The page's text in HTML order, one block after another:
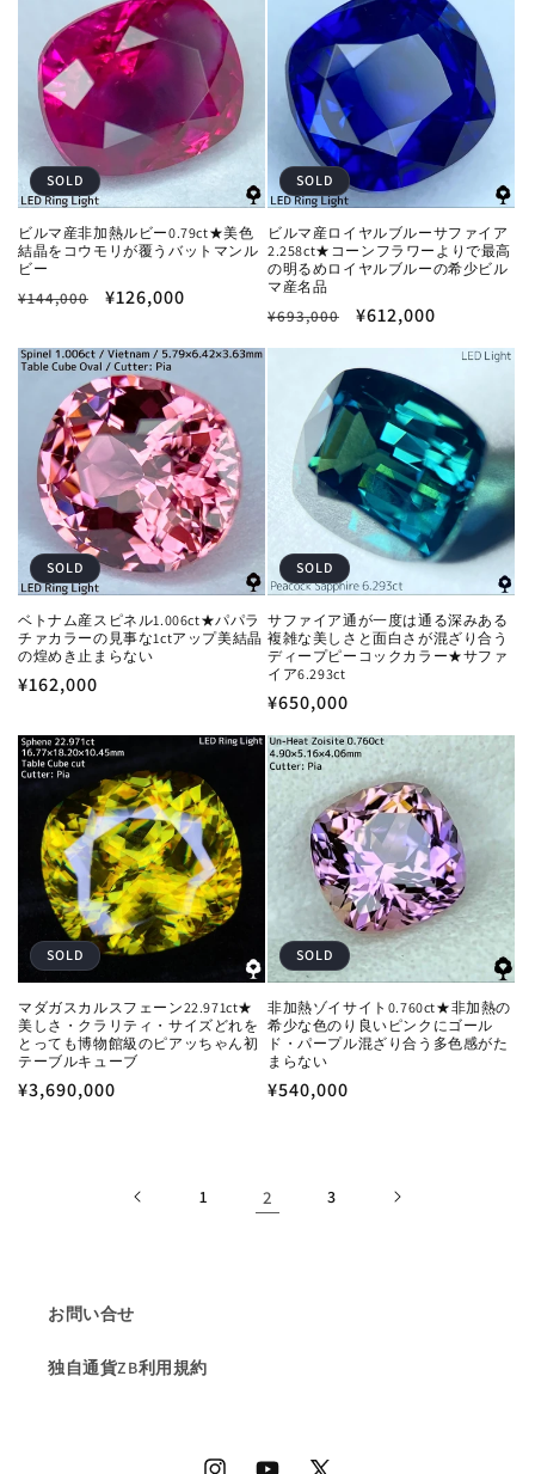
価
格
SOLD
ビルマ産非加熱ルビー0.79ct★美色
結晶をコウモリが覆うバットマンル
ビー
通
価
¥144,000
セ
ル
価
格
¥126,000
SOLD
ビルマ産ロイヤルブルーサファイア
2.258ct★コーンフラワーよりで最高
の明るめロイヤルブルーの希少ビル
マ産名品
通
常
¥693,000
セ
ー
ル
価
格
¥612,000
SOLD
ベトナム産スピネル1.006ct★パパラ
チァカラーの見事な1ctアップ美結晶
の煌めき止まらない
通
価
格
¥162,000
SOLD
サファイア通が一度は通る深みある
複雑な美しさと面白さが混ざり合う
ディープピーコックカラー★サファ
イア6.293ct
通
常
価
格
¥650,000
SOLD
マダガスカルスフェーン22.971ct★
美しさ・クラリティ・サイズどれを
とっても博物館級のピアッちゃん初
テーブルキューブ
通
¥3,690,000
SOLD
非加熱ゾイサイト0.760ct★非加熱の
希少な色のり良いピンクにゴール
ド・パープル混ざり合う多色感がた
まらない
通
¥540,000
1 2 3
お問い合せ
独自通貨ZB利用規約